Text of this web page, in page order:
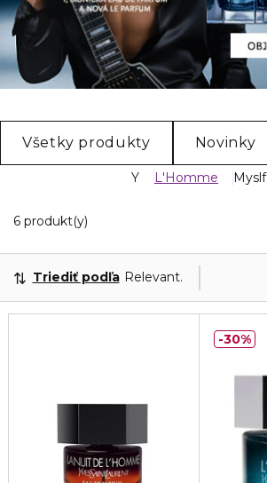
Všetky produkty Novinky
Y L'Homme Myslf
6 produkt(y)
Triediť podľa Relevantnosť
30%